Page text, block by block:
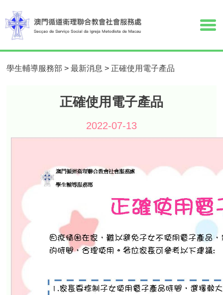
學生輔導服務部 > 最新消息 > 正確使用電子產品
正確使用電子產品
2022-07-13